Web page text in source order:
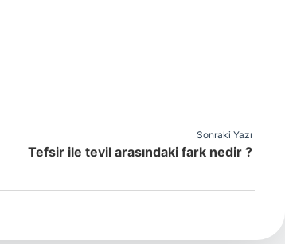
Sonraki Yazı
Tefsir ile tevil arasındaki fark nedir ?